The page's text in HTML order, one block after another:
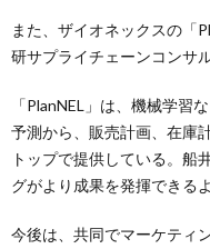
また、ザイオネックスの「
研サプライチェーンコンサ
「PlanNEL」は、機械学習
予測から、販売計画、在庫
トップで提供している。船
グがより成果を発揮できる
今後は、共同でマーケティ